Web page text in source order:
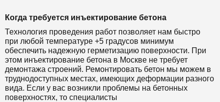
Когда требуется инъектирование бетона
Технология проведения работ позволяет нам быстро
при любой температуре +5 градусов минимум
обеспечить надежную герметизацию поверхности. При
этом инъектирование бетона в Москве не требует
демонтажа строений. Ремонтировать бетон мы можем в
труднодоступных местах, имеющих деформации разного
вида. Если у вас возникли проблемы на бетонных
поверхностях, то специалисты